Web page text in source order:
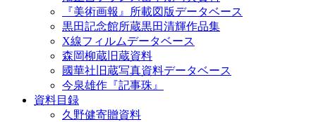
『美術画報』所載図版データベース
黒田記念館所蔵黒田清輝作品集
X線フィルムデータベース
森岡柳蔵旧蔵資料
國華社旧蔵写真資料データベース
今泉雄作『記事珠』
資料目録
久野健寄贈資料